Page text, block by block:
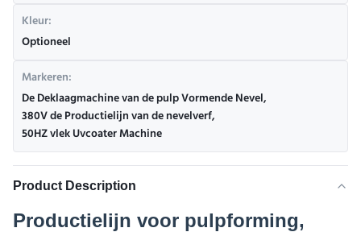
Kleur:
Optioneel
Markeren:
De Deklaagmachine van de pulp Vormende Nevel,
380V de Productielijn van de nevelverf,
50HZ vlek Uvcoater Machine
Product Description
Productielijn voor pulpforming,